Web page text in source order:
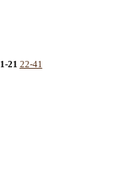
1-21 22-41